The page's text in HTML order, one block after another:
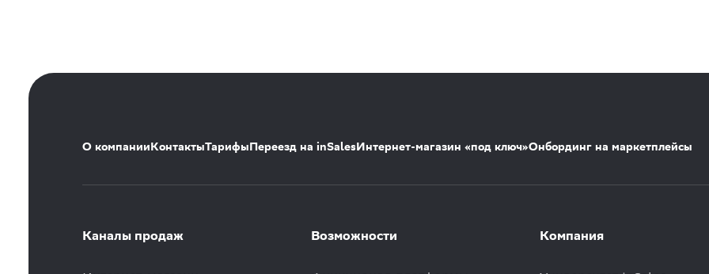
О компанииКонтактыТарифыПереезд на inSalesИнтернет-магазин «под ключ»Онбординг на маркетплейсы
Каналы продаж Возможности Компания